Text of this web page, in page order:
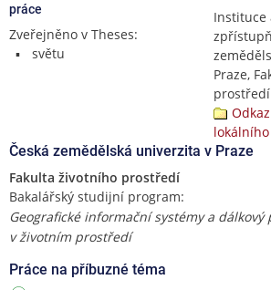
práce
Zveřejněno v Theses:
světu
Instituce
Praze,
prostředí
Česká zemědělská univerzita v Praze
Fakulta životního prostředí
Bakalářský studijní program:
Geografické informační systémy a dálkový
v životním prostředí
Práce na příbuzné téma